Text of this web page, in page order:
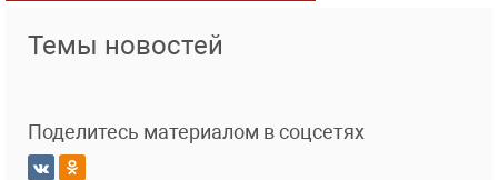
Темы новостей
Поделитесь материалом в соцсетях